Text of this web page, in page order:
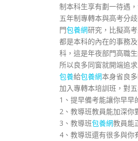
制本科生享有劃一待遇，
五年制專轉本與高考分
門包養網研究，比擬高
都是本科的內在的事務
科，這是年夜部門高職
所以良多同窗就開端追
包養給包養網本身省良
加入專轉本培訓班，對
1、提早備考能讓你早
2、教導班教員能加深你
3、教導班包養網教員能
4、教導班還有很多與你